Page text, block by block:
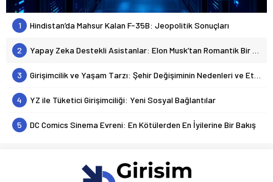
1 Hindistan’da Mahsur Kalan F-35B: Jeopolitik Sonuçları
2 Yapay Zeka Destekli Asistanlar: Elon Musk’tan Romantik Bir Hamle mi?
3 Girişimcilik ve Yaşam Tarzı: Şehir Değişiminin Nedenleri ve Etkileri
4 YZ ile Tüketici Girişimciliği: Yeni Sosyal Bağlantılar
5 DC Comics Sinema Evreni: En Kötülerden En İyilerine Bir Bakış